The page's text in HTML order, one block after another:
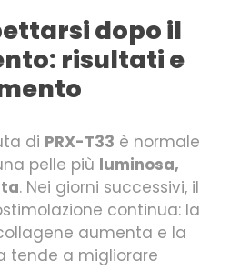
dopo il
risultati e
di PRX-T33 è normale
pelle più luminosa,
. Nei giorni successivi, il
continua: la
aumenta e la
tende a migliorare